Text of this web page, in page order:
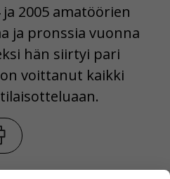
2005 amatöörien
ja pronssia vuonna
hän siirtyi pari
voittanut kaikki